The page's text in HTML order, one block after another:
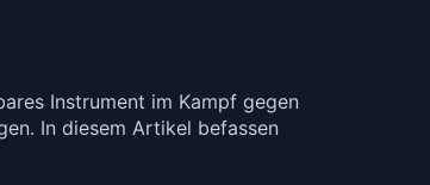
Instrument im Kampf gegen
In diesem Artikel befassen